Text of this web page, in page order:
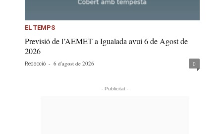
EL TEMPS
Previsió de l’AEMET a Igualada avui 6 de Agost de
2026
Redacció - 6 d'agost de 2026 0
- Publicitat -